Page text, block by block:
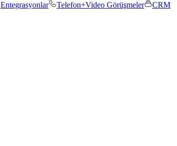
Entegrasyonlar Telefon+Video Görüşmeler
CRM